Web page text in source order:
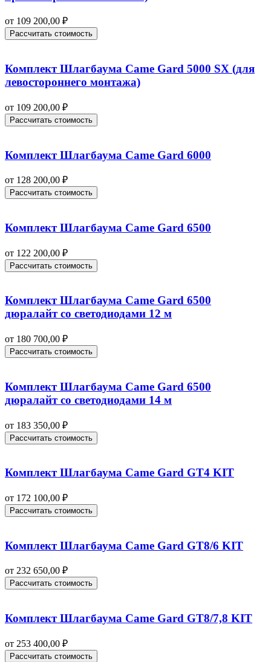
от 109 200,00 ₽
Рассчитать стоимость
Комплект Шлагбаума Came Gard 5000 SX (для
левостороннего монтажа)
от 109 200,00 ₽
Рассчитать стоимость
Комплект Шлагбаума Came Gard 6000
от 128 200,00 ₽
Рассчитать стоимость
Комплект Шлагбаума Came Gard 6500
от 122 200,00 ₽
Рассчитать стоимость
Комплект Шлагбаума Came Gard 6500
дюралайт со светодиодами 12 м
от 180 700,00 ₽
Рассчитать стоимость
Комплект Шлагбаума Came Gard 6500
дюралайт со светодиодами 14 м
от 183 350,00 ₽
Рассчитать стоимость
Комплект Шлагбаума Came Gard GT4 KIT
от 172 100,00 ₽
Рассчитать стоимость
Комплект Шлагбаума Came Gard GT8/6 KIT
от 232 650,00 ₽
Рассчитать стоимость
Комплект Шлагбаума Came Gard GT8/7,8 KIT
от 253 400,00 ₽
Рассчитать стоимость